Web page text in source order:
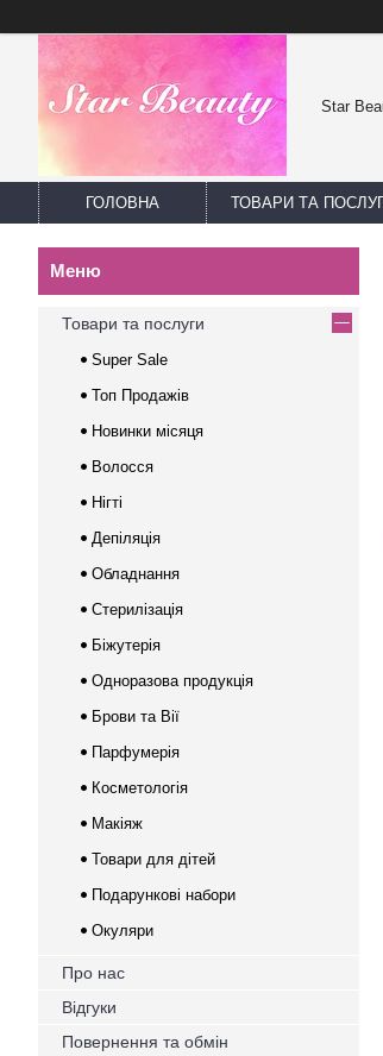
Star
ГОЛОВНА ТОВАРИ ТА
Товари та послуги
Super Sale
Топ Продажів
Новинки місяця
Волосся
Нігті
Депіляція
Обладнання
Стерилізація
Біжутерія
Одноразова продукція
Брови та Вії
Парфумерія
Косметологія
Макіяж
Товари для дітей
Подарункові набори
Окуляри
Про нас
Відгуки
Повернення та обмін